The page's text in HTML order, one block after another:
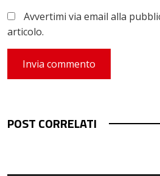
Avvertimi via email alla
articolo.
POST CORRELATI